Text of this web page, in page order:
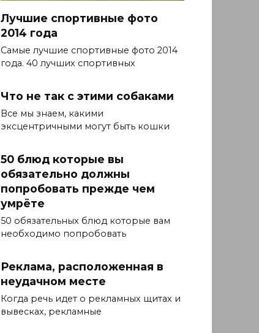
Лучшие спортивные фото
2014 года
Самые лучшие спортивные фото 2014
года. 40 лучших спортивных
Что не так с этими собаками
Все мы знаем, какими
эксцентричными могут быть кошки
50 блюд которые вы
обязательно должны
попробовать прежде чем
умрёте
50 обязательных блюд которые вам
необходимо попробовать
Реклама, расположенная в
неудачном месте
Когда речь идет о рекламных щитах и
вывесках, рекламные